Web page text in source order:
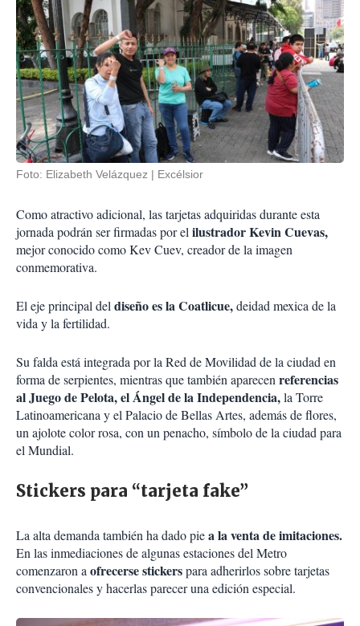
Foto: Elizabeth Velázquez | Excélsior
Como atractivo adicional, las tarjetas adquiridas durante esta
jornada podrán ser firmadas por elilustrador Kevin Cuevas,
mejor conocido como Kev Cuev, creador de la imagen
conmemorativa.
El eje principal deldiseño es la Coatlicue,deidad mexica de la
vida y la fertilidad.
Su falda está integrada por la Red de Movilidad de la ciudad en
forma de serpientes, mientras que también aparecenreferencias
al Juego de Pelota, el Ángel de la Independencia,la Torre
Latinoamericana y el Palacio de Bellas Artes, además de flores,
un ajolote color rosa, con un penacho, símbolo de la ciudad para
el Mundial.
Stickers para “tarjeta fake”
La alta demanda también ha dado piea la venta de imitaciones.
En las inmediaciones de algunas estaciones del Metro
comenzaron aofrecerse stickerspara adherirlos sobre tarjetas
convencionales y hacerlas parecer una edición especial.